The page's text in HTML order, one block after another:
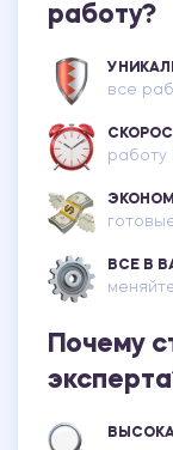
работу?
все
работу
ВСЕ В
Почему